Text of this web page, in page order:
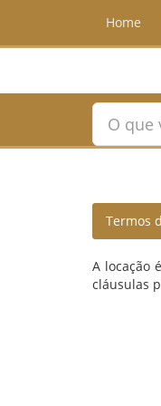
Home
Termos
A locação
cláusulas